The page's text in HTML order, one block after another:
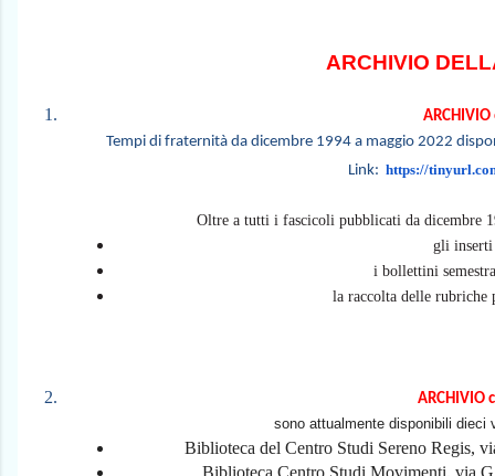
ARCHIVIO
Tempi di fraternità da dicembre 1994 a maggio 2022
Link: https://
Oltre a tutti i fascicoli pubblicati da dicembre
gli inserti
i bollettini
la raccolta delle rubriche
ARCHIVIO
sono attualmente disponibili dieci
Biblioteca del Centro Studi Sereno Regis,